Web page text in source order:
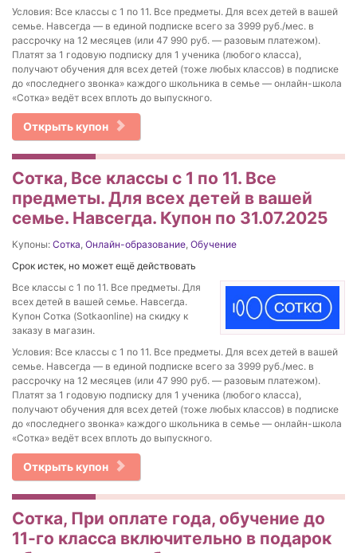
Условия: Все классы с 1 по 11. Все предметы. Для всех детей в вашей
семье. Навсегда — в единой подписке всего за 3999 руб./мес. в
рассрочку на 12 месяцев (или 47 990 руб. — разовым платежом).
Платят за 1 годовую подписку для 1 ученика (любого класса),
получают обучения для всех детей (тоже любых классов) в подписке
до «последнего звонка» каждого школьника в семье — онлайн-школа
«Сотка» ведёт всех вплоть до выпускного.
Открыть купон
Сотка, Все классы с 1 по 11. Все
предметы. Для всех детей в вашей
семье. Навсегда. Купон по 31.07.2025
Купоны: Сотка Онлайн-образование Обучение
Срок истек, но может ещё действовать
Все классы с 1 по 11. Все предметы. Для
всех детей в вашей семье. Навсегда.
Купон Сотка (Sotkaonline) на скидку к
заказу в магазин.
Условия: Все классы с 1 по 11. Все предметы. Для всех детей в вашей
семье. Навсегда — в единой подписке всего за 3999 руб./мес. в
рассрочку на 12 месяцев (или 47 990 руб. — разовым платежом).
Платят за 1 годовую подписку для 1 ученика (любого класса),
получают обучения для всех детей (тоже любых классов) в подписке
до «последнего звонка» каждого школьника в семье — онлайн-школа
«Сотка» ведёт всех вплоть до выпускного.
Открыть купон
Сотка, При оплате года, обучение до
11-го класса включительно в подарок